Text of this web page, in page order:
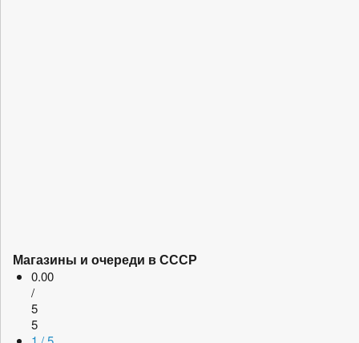
Магазины и очереди в СССР
0.00
/
5
5